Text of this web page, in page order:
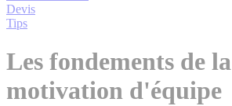
Devis
Tips
Les fondements de la
motivation d'équipe